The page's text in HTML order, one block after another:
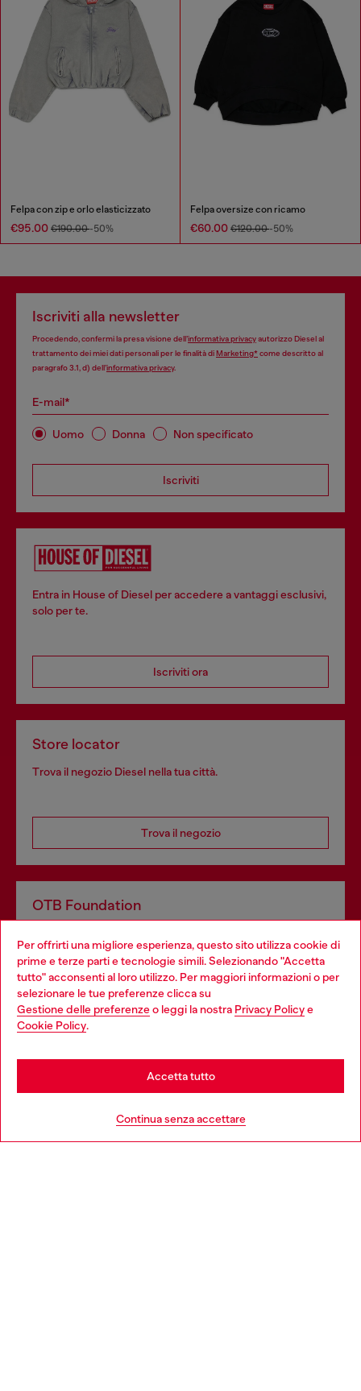
Per offrirti una migliore esperienza, questo sito utilizza cookie di
prime e terze parti e tecnologie simili. Selezionando "Accetta
tutto" acconsenti al loro utilizzo. Per maggiori informazioni o per
selezionare le tue preferenze clicca su
Gestione delle preferenzeo leggi la nostra Privacy Policye
Cookie Policy.
Continua senza accettare
Accetta tutto
Felpa con zip e orlo elasticizzato
€95.00 €190.00-50%
Felpa oversize con ricamo
€60.00 €120.00-50%
Iscriviti alla newsletter
Procedendo, confermi la presa visione dell’informativa privacyautorizzo Diesel al
trattamento dei miei dati personali per le finalità diMarketing*come descritto al
paragrafo 3.1, d) dell’informativa privacy.
E-mail*
Uomo Donna Non specificato
Iscriviti
Entra in House of Diesel per accedere a vantaggi esclusivi,
solo per te.
Iscriviti ora
Store locator
Trova il negozio Diesel nella tua città.
Trova il negozio
OTB Foundation
profit del gruppo OTB che sostiene progetti concreti per
giovani, donne, inclusione ed emergenze in tutto il mondo.
Choose your location
You are currently browsing Italia website, but it seems you may
be based in United States